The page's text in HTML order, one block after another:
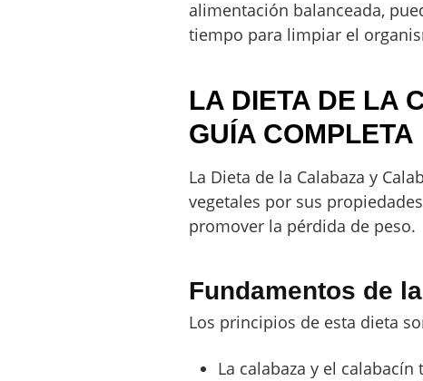
alimentación balanceada,
tiempo para limpiar el
LA DIETA DE LA
GUÍA COMPLETA
La Dieta de la Calabaza y
vegetales por sus
promover la pérdida de peso.
Fundamentos de
Los principios de esta dieta
La calabaza y el